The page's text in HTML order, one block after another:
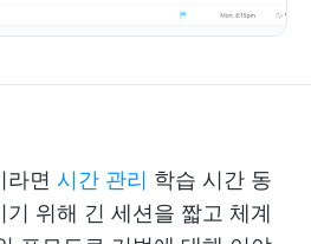
라면 시간 관리 학습 시간 동
위해 긴 세션을 짧고 체계